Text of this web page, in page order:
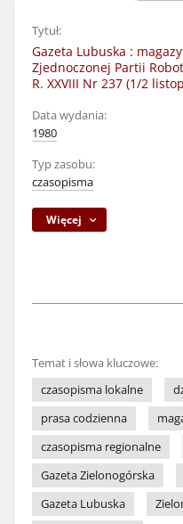
Tytuł:
Gazeta Lubuska :
Zjednoczonej Partii
R. XXVIII Nr 237 (1/2
Data wydania:
1980
Typ zasobu:
czasopisma
Więcej
Temat i słowa kluczowe:
czasopisma lokalne
prasa codzienna
czasopisma regionalne
Gazeta Zielonogórska
Gazeta Lubuska